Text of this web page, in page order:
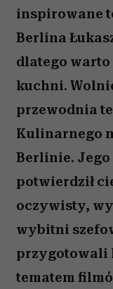
inspirowane
Berlina
dlatego warto
kuchni.
przewodnia
Kulinarnego
Berlinie. Jego
potwierdził
oczywisty,
wybitni
przygotowali
tematem